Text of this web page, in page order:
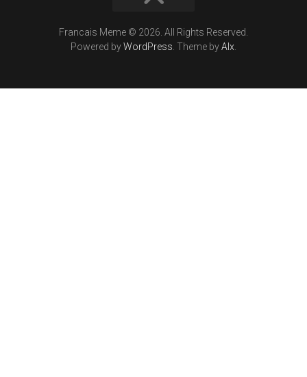
Francais Meme © 2026. All Rights Reserved.
Powered byWordPress . Theme byAlx